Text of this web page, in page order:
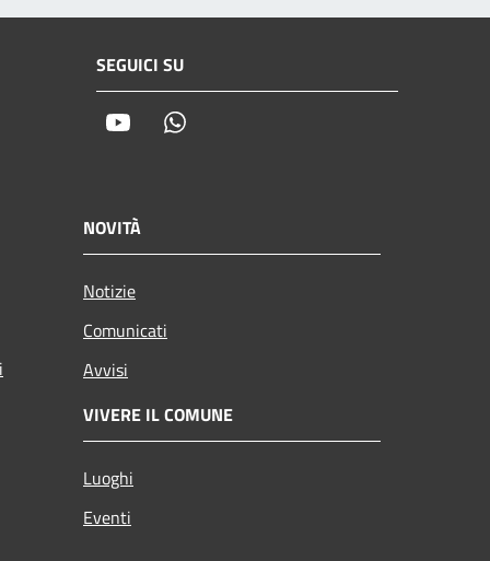
SEGUICI SU
Youtube
NOVITÀ
Notizie
Comunicati
Avvisi
VIVERE IL COMUNE
Luoghi
Eventi